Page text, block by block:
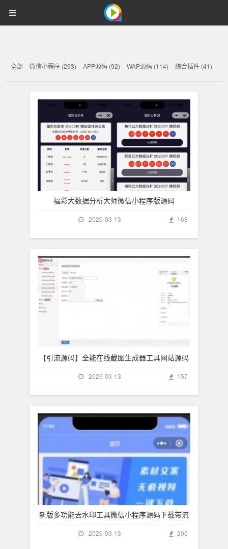
818
资
源
818 首页
精品素材资源下载站
全部 微信小程序 (293) APP源码 (92) WAP源码 (114) 综合插件 (41)
福彩大数据分析大师微信小程序版源码
2026-03-13 168
【引流源码】全能在线截图生成器工具网站源码
2026-03-13 157
新版多功能去水印工具微信小程序源码下载带流
2026-03-13 205